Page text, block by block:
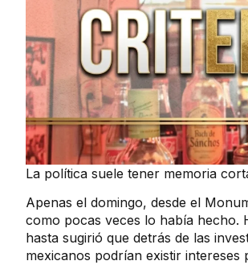
La política suele tener memoria
Apenas el domingo, desde el
como pocas veces lo había hecho.
hasta sugirió que detrás de las
mexicanos podrían existir